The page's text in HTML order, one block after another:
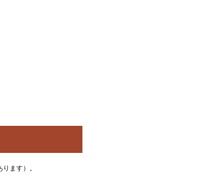
ます）。